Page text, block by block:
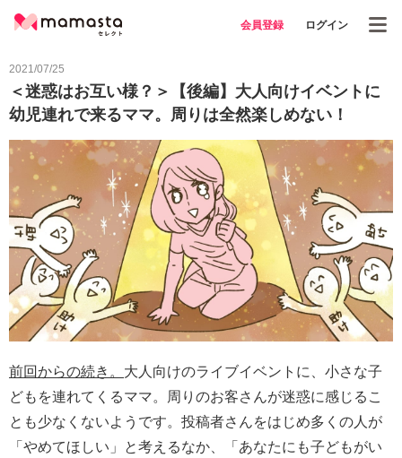
会員登録 ログイン
2021/07/25
＜迷惑はお互い様？＞【後編】大人向けイベントに
幼児連れで来るママ。周りは全然楽しめない！
前回からの続き。 大人向けのライブイベントに、小さな子
どもを連れてくるママ。周りのお客さんが迷惑に感じるこ
とも少なくないようです。投稿者さんをはじめ多くの人が
「やめてほしい」と考えるなか、「あなたにも子どもがい